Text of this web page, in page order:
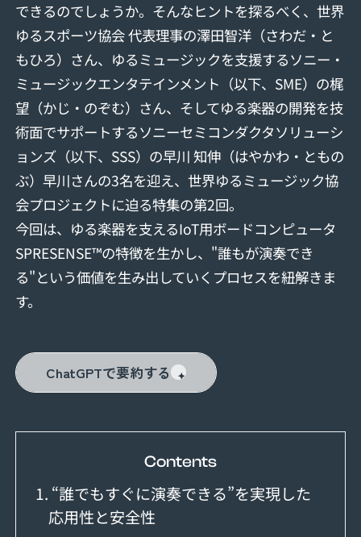
できるのでしょうか。そんなヒントを探るべく、世界
ゆるスポーツ協会 代表理事の澤田智洋（さわだ・と
もひろ）さん、ゆるミュージックを支援するソニー・
ミュージックエンタテインメント（以下、SME）の梶
望（かじ・のぞむ）さん、そしてゆる楽器の開発を技
術面でサポートするソニーセミコンダクタソリューシ
ョンズ（以下、SSS）の早川 知伸（はやかわ・ともの
ぶ）早川さんの3名を迎え、世界ゆるミュージック協
会プロジェクトに迫る特集の第2回。
今回は、ゆる楽器を支えるIoT用ボードコンピュータ
SPRESENSE™の特徴を生かし、"誰もが演奏でき
る"という価値を生み出していくプロセスを紐解きま
す。
ChatGPTで要約する
Contents
1. “誰でもすぐに演奏できる”を実現した
応用性と安全性